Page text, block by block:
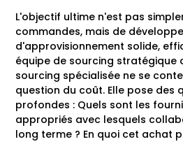
L'objectif ultime n'est pas
commandes, mais de
d'approvisionnement solide,
équipe de sourcing stratégique
sourcing spécialisée ne se
question du coût. Elle pose des
profondes : Quels sont les
appropriés avec lesquels
long terme ? En quoi cet achat